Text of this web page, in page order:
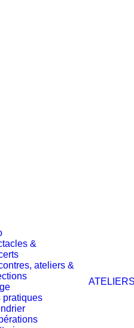
&
ateliers &
pratiques